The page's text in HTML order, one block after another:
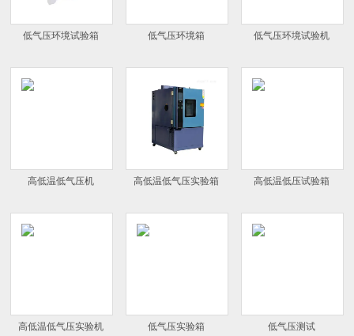
低气压环境试验箱 低气压环境箱 低气压环境试验机
高低温低气压机 高低温低气压实验箱 高低温低压试验箱
高低温低气压实验机 低气压实验箱 低气压测试